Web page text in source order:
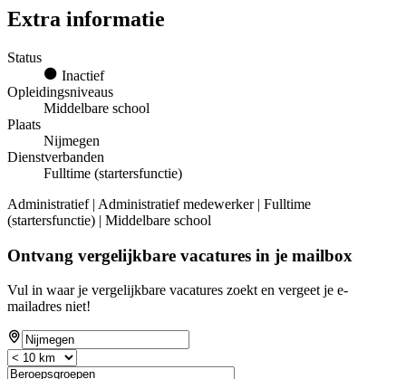
Extra informatie
Status
Inactief
Opleidingsniveaus
Middelbare school
Plaats
Nijmegen
Dienstverbanden
Fulltime (startersfunctie)
Administratief | Administratief medewerker | Fulltime
(startersfunctie) | Middelbare school
Ontvang vergelijkbare vacatures in je mailbox
Vul in waar je vergelijkbare vacatures zoekt en vergeet je e-
mailadres niet!